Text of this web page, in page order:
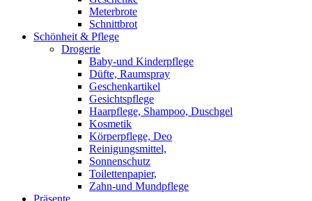
Meterbrote
Schnittbrot
Schönheit & Pflege
Drogerie
Baby-und Kinderpflege
Düfte, Raumspray
Geschenkartikel
Gesichtspflege
Haarpflege, Shampoo, Duschgel
Kosmetik
Körperpflege, Deo
Reinigungsmittel,
Sonnenschutz
Toilettenpapier,
Zahn-und Mundpflege
Präsente